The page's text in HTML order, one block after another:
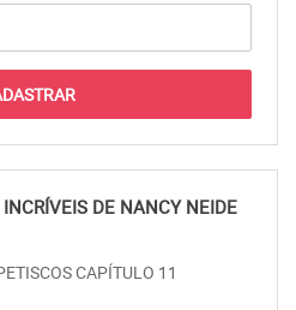
DE NANCY NEIDE
CAPÍTULO 11